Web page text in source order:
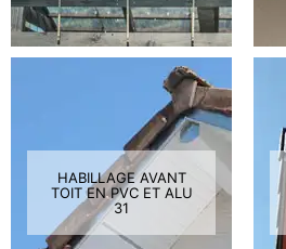
HABILLAGE AVANT
TOIT EN PVC ET ALU
31